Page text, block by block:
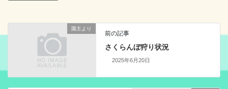
園主より
前の記事
さくらんぼ狩り状況
2025年6月20日